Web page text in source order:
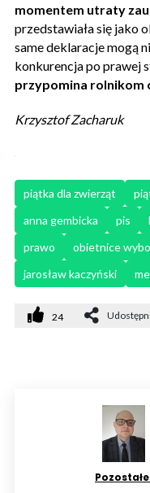
momentem utraty
przedstawiała się jako
same deklaracje mogą
konkurencja po prawej
przypomina rolnikom
Krzysztof Zacharuk
piątka dla zwierząt
anna gembicka
pis
prawo
obietnice
jarosław kaczyński
24